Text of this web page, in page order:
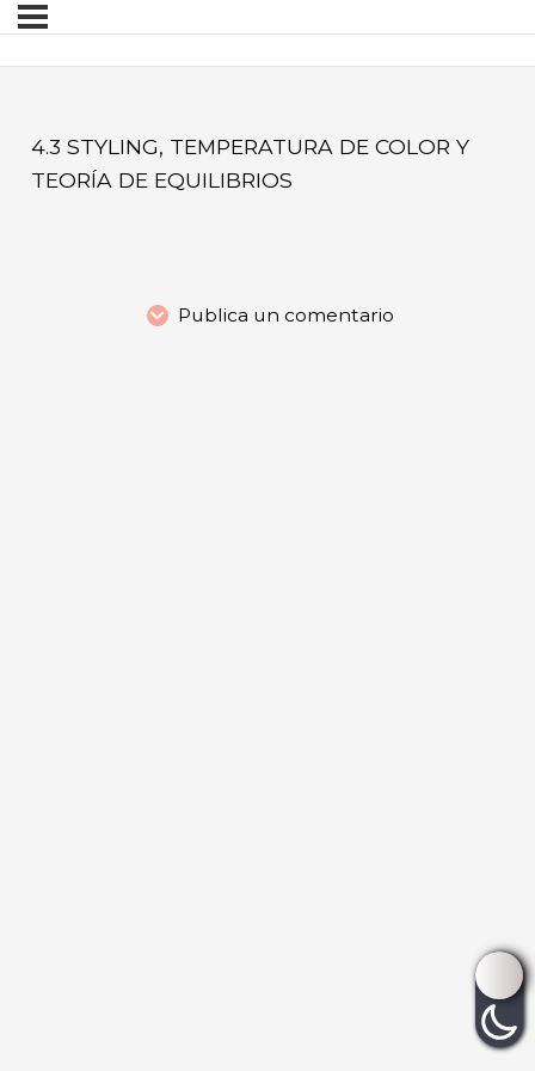
4.3 STYLING, TEMPERATURA DE COLOR Y
TEORÍA DE EQUILIBRIOS
Publica un comentario